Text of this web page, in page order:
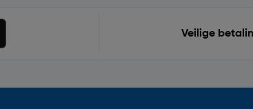
Veilige